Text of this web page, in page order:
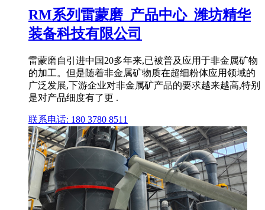
RM系列雷蒙磨_产品中心_潍坊精华
装备科技有限公司
雷蒙磨自引进中国20多年来,已被普及应用于非金属矿物
的加工。但是随着非金属矿物质在超细粉体应用领域的
广泛发展,下游企业对非金属矿产品的要求越来越高,特别
是对产品细度有了更 .
联系电话: 180 3780 8511